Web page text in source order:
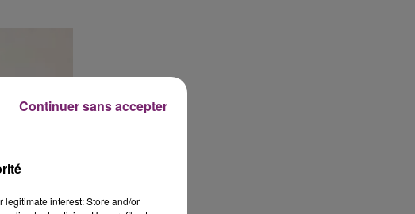
interest: Store and/or
Continuer sans accepter